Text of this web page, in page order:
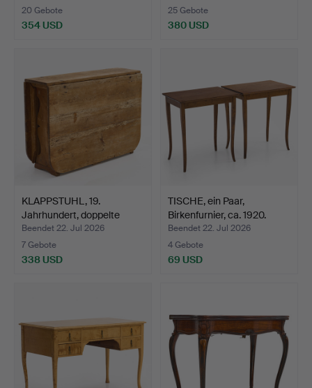
20 Gebote
354 USD
25 Gebote
380 USD
KLAPPSTUHL, 19.
Jahrhundert, doppelte
Klap…
Beendet 22. Jul 2026
7 Gebote
338 USD
TISCHE, ein Paar,
Birkenfurnier, ca. 1920.
Beendet 22. Jul 2026
4 Gebote
69 USD